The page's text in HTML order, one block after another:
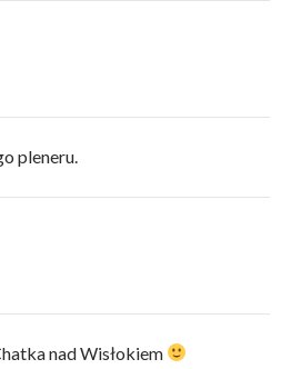
pleneru.
nad Wisłokiem